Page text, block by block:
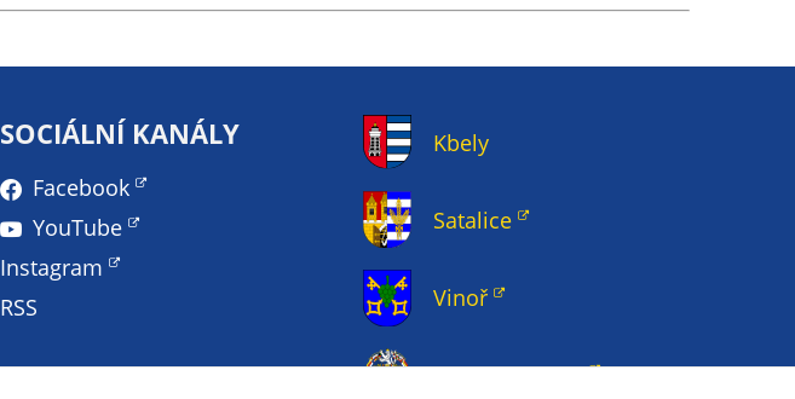
SOCIÁLNÍ KANÁLY
Facebook
YouTube
Instagram
RSS
Kbely
Satalice
Vinoř
Magistrát HMP
potřebám a
cookies
Reklamní cookies
používáme my
nebo naši partneři,
abychom Vám
vhodné obsahy